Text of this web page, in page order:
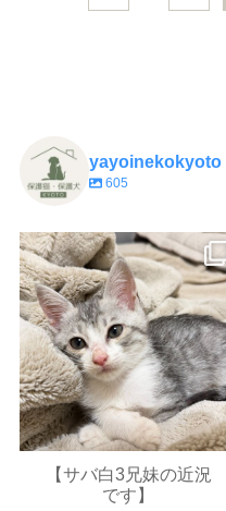
yayoinekokyoto
605
yayoinekokyoto
7月 9
【サバ白3兄妹の近況
です】